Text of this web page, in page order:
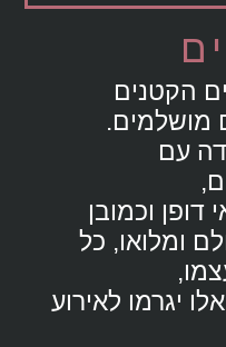
הקטנים
מושלמים.
עם
דופן וכמובן
ומלואו, כל
יגרמו לאירוע